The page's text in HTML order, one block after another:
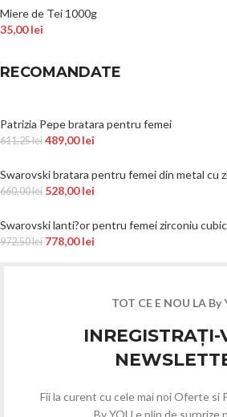
Miere de Tei 1000g
35,00lei
RECOMANDATE
Patrizia Pepe bratara pentru femei
611,25lei 489,00lei
Swarovski bratara pentru femei din metal cu
660,00lei 528,00lei
Swarovski lanti?or pentru femei zirconiu cubic
972,50lei 778,00lei
TOT CE E NOU LA By
Fii la curent cu cele mai noi Oferte si
By YOU e plin de surprize